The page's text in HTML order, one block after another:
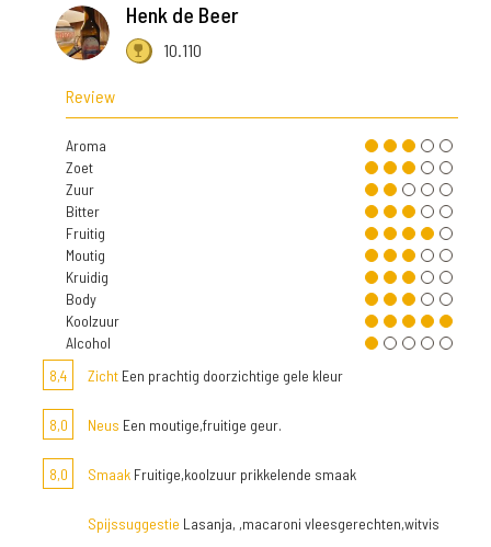
Henk de Beer
10.110
Review
Aroma
Zoet
Zuur
Bitter
Fruitig
Moutig
Kruidig
Body
Koolzuur
Alcohol
8,4
Zicht Een prachtig doorzichtige gele kleur
8,0 Neus Een moutige,fruitige geur.
8,0 Smaak Fruitige,koolzuur prikkelende smaak
Spijssuggestie Lasanja, ,macaroni vleesgerechten,witvis